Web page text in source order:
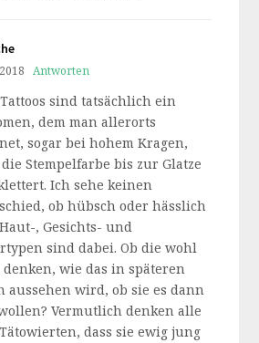
Antworten
sind tatsächlich ein
dem man allerorts
sogar bei hohem Kragen,
Stempelfarbe bis zur Glatze
Ich sehe keinen
ob hübsch oder hässlich
, Gesichts- und
sind dabei. Ob die wohl
wie das in späteren
aussehen wird, ob sie es dann
Vermutlich denken alle
dass sie ewig jung